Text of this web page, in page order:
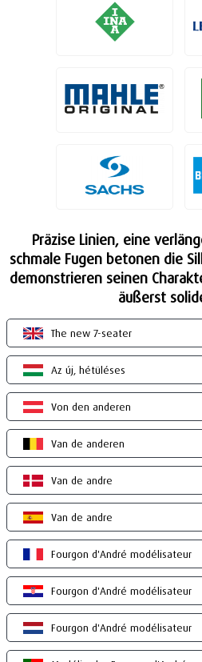
Präzise Linien, eine
schmale Fugen betonen die
demonstrieren seinen
äußerst
The new 7-seater
Az új, hétüléses
Von den anderen
Van de anderen
Van de andre
Van de andre
Fourgon d'André modélisateur
Fourgon d'André modélisateur
Fourgon d'André modélisateur